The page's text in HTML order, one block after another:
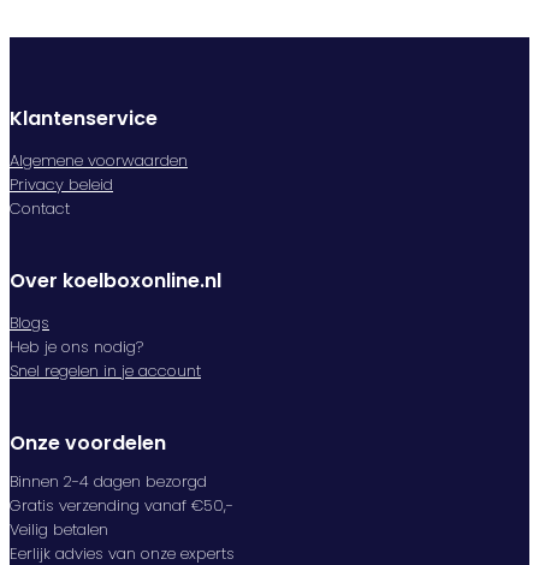
Klantenservice
Algemene voorwaarden
Privacy beleid
Contact
Over koelboxonline.nl
Blogs
Heb je ons nodig?
Snel regelen in je account
Onze voordelen
Binnen 2-4 dagen bezorgd
Gratis verzending vanaf €50,-
Veilig betalen
Eerlijk advies van onze experts